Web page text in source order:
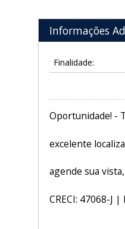
Informações
Finalidade:
Oportunidade! -
excelente
agende sua
CRECI: 47068-J